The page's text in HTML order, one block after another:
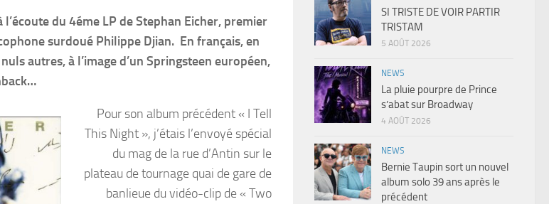
du 4éme LP de Stephan Eicher, premier
surdoué Philippe Djian. En français, en
autres, à l’image d’un Springsteen européen,
Pour son album précédent « I Tell
This Night », j’étais l’envoyé spécial
du mag de la rue d’Antin sur le
plateau de tournage quai de gare de
banlieue du vidéo-clip de « Two
SI TRISTE DE VOIR PARTIR
TRISTAM
5 AOÛT 2026
NEWS
La pluie pourpre de Prince
s’abat sur Broadway
4 AOÛT 2026
NEWS
Bernie Taupin sort un nouvel
album solo 39 ans après le
précédent